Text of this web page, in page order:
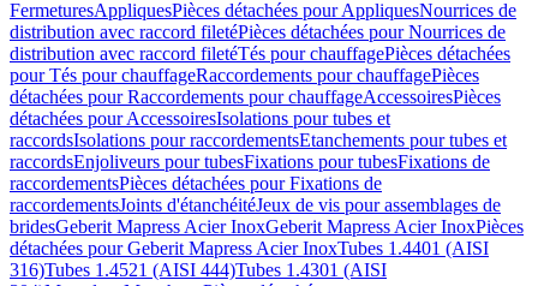
FermeturesAppliquesPièces détachées pour AppliquesNourrices de
distribution avec raccord filetéPièces détachées pour Nourrices de
distribution avec raccord filetéTés pour chauffagePièces détachées
pour Tés pour chauffageRaccordements pour chauffagePièces
détachées pour Raccordements pour chauffageAccessoiresPièces
détachées pour AccessoiresIsolations pour tubes et
raccordsIsolations pour raccordementsEtanchements pour tubes et
raccordsEnjoliveurs pour tubesFixations pour tubesFixations de
raccordementsPièces détachées pour Fixations de
raccordementsJoints d'étanchéitéJeux de vis pour assemblages de
bridesGeberit Mapress Acier InoxGeberit Mapress Acier InoxPièces
détachées pour Geberit Mapress Acier InoxTubes 1.4401 (AISI
316)Tubes 1.4521 (AISI 444)Tubes 1.4301 (AISI